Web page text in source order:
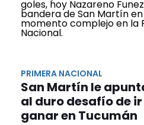
PRIMERA NACIONAL
San Martín le
al duro desafío de ir
ganar en Tucumán